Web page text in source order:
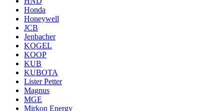
Honda
Honeywell
JCB
Jenbacher
KOGEL
KOOP
KUB
KUBOTA
Lister Petter
Magnus
MGE
Mirkon Energy